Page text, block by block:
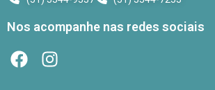
Nos acompanhe nas redes sociais